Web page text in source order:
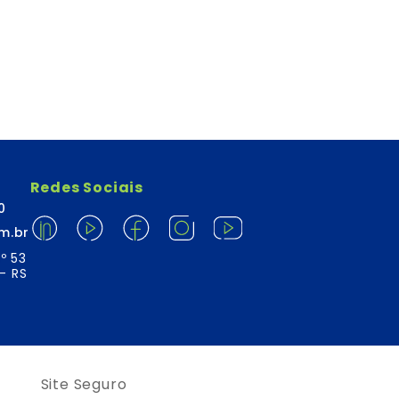
53
RS
Redes Sociais
Site Seguro